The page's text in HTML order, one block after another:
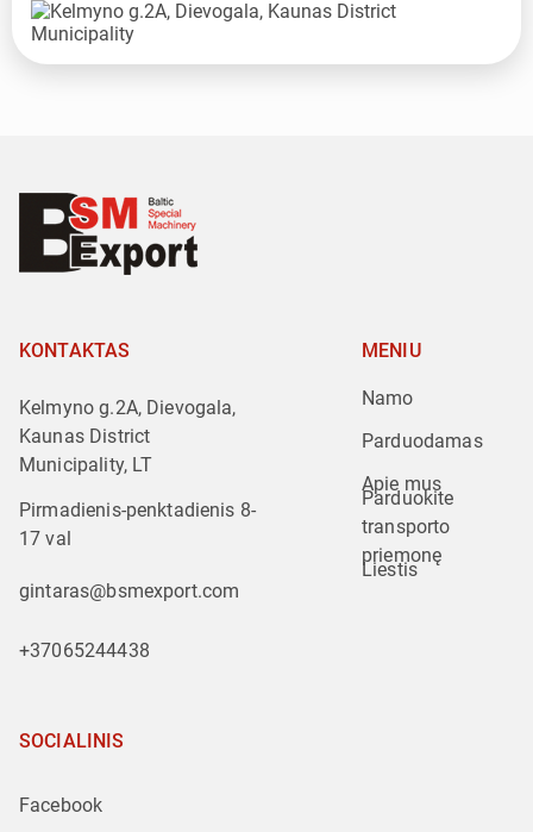
KONTAKTAS
Kelmyno g.2A, Dievogala,
Kaunas District
Municipality, LT
Pirmadienis-penktadienis 8-
17 val
gintaras@bsmexport.com
+37065244438
MENIU
Namo
Parduodamas
Apie mus
Parduokite
transporto
priemonę
Liestis
SOCIALINIS
Facebook